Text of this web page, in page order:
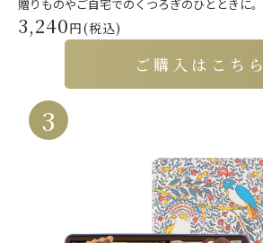
贈りものやご自宅でのくつろぎのひとときに。
3,240円(税込)
ご購入はこちら
3